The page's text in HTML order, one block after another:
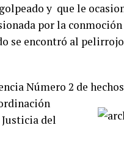
y que le
por la
se encontró al
Número 2 de
del